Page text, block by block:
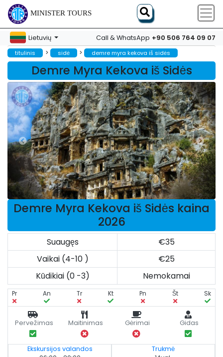
MINISTER TOURS
Lietuvių Call & WhatsApp +90 506 764 09 07
titulinis > sidė > demre myra kekova iš sidės
Demre Myra Kekova iš Sidės
Demre Myra Kekova iš Sidės kaina
2026
Suaugęs
€35
Vaikai (4-10 )
€25
Kūdikiai (0 -3)
Nemokamai
Pr An Tr Kt Pn Št Sk
Pervežimas Maitinimas Gėrimai Gidas
Ekskursijos valandos
Trukmė